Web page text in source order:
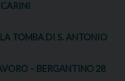
TOMBA DI S. ANTONIO
– BERGANTINO 28